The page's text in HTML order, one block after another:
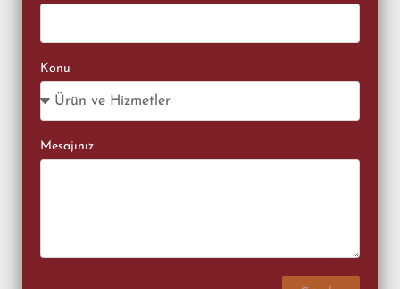
Konu
Mesajınız